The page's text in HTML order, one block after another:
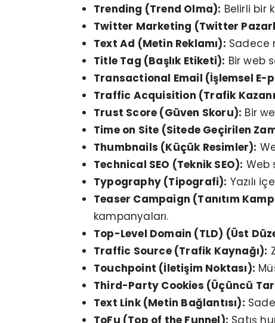
Trending (Trend Olma): Belirli bir
Twitter Marketing (Twitter
Text Ad (Metin Reklamı): Sadece
Title Tag (Başlık Etiketi): Bir web
Transactional Email (İşlemsel E-
Traffic Acquisition (Trafik
Trust Score (Güven Skoru): Bir
Time on Site (Sitede Geçirilen
Thumbnails (Küçük Resimler):
Technical SEO (Teknik SEO): Web
Typography (Tipografi): Yazılı
Teaser Campaign (Tanıtım
kampanyaları.
Top-Level Domain (TLD) (Üst
Traffic Source (Trafik Kaynağı):
Touchpoint (İletişim Noktası):
Third-Party Cookies (Üçüncü
Text Link (Metin Bağlantısı):